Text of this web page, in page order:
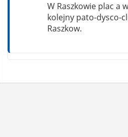
W Raszkowie plac a
kolejny pato-dysco-
Raszkow.